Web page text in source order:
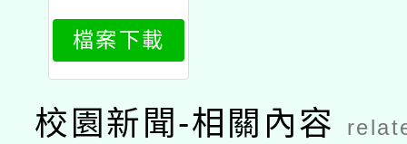
095_attach
4
檔案下載
校園新聞-相關內容